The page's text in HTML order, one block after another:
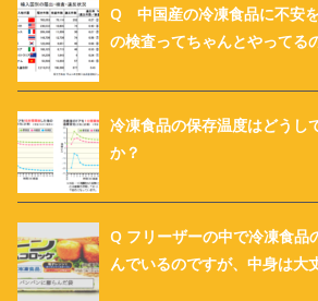
Q 中国産の冷凍食品に不安
の検査ってちゃんとやってる
冷凍食品の保存温度はどう
か？
Q フリーザーの中で冷凍食品
んでいるのですが、中身は大